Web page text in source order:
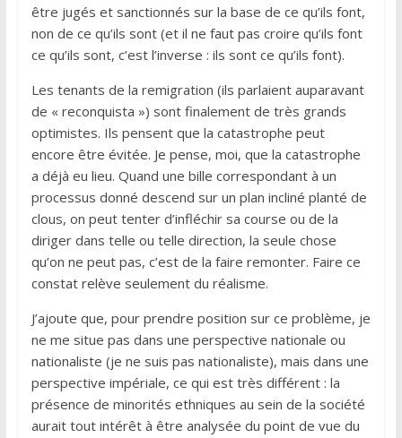
être jugés et sanctionnés sur la base de ce qu’ils font,
non de ce qu’ils sont (et il ne faut pas croire qu’ils font
ce qu’ils sont, c’est l’inverse : ils sont ce qu’ils font).
Les tenants de la remigration (ils parlaient auparavant
de « reconquista ») sont finalement de très grands
optimistes. Ils pensent que la catastrophe peut
encore être évitée. Je pense, moi, que la catastrophe
a déjà eu lieu. Quand une bille correspondant à un
processus donné descend sur un plan incliné planté de
clous, on peut tenter d’infléchir sa course ou de la
diriger dans telle ou telle direction, la seule chose
qu’on ne peut pas, c’est de la faire remonter. Faire ce
constat relève seulement du réalisme.
J’ajoute que, pour prendre position sur ce problème, je
ne me situe pas dans une perspective nationale ou
nationaliste (je ne suis pas nationaliste), mais dans une
perspective impériale, ce qui est très différent : la
présence de minorités ethniques au sein de la société
aurait tout intérêt à être analysée du point de vue du